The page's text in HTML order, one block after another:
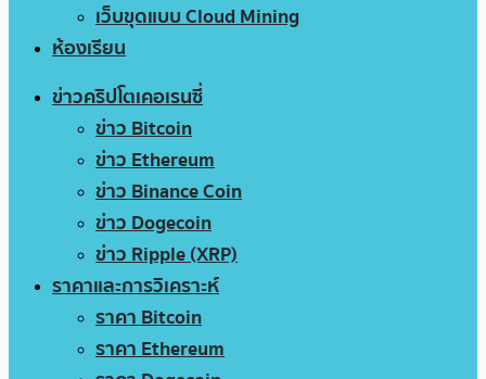
เว็บขุดแบบ Cloud Mining
ห้องเรียน
ข่าวคริปโตเคอเรนซี่
ข่าว Bitcoin
ข่าว Ethereum
ข่าว Binance Coin
ข่าว Dogecoin
ข่าว Ripple (XRP)
ราคาและการวิเคราะห์
ราคา Bitcoin
ราคา Ethereum